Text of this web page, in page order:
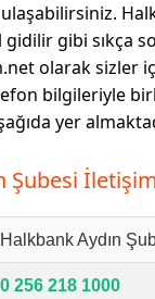
gidilir gibi sıkça
olarak sizler
bilgileriyle
yer
Şubesi
Halkbank Aydın
0 256 218 1000